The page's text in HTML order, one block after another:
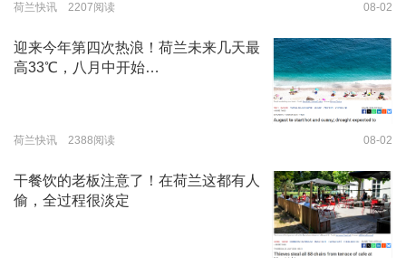
荷兰快讯 2207阅读 08-02
迎来今年第四次热浪！荷兰未来几天最
高33℃，八月中开始…
荷兰快讯 2388阅读 08-02
干餐饮的老板注意了！在荷兰这都有人
偷，全过程很淡定